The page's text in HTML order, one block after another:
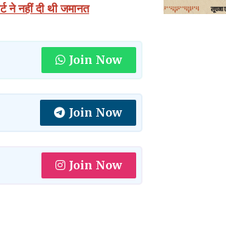
ने नहीं दी थी जमानत
Join Now
Join Now
Join Now